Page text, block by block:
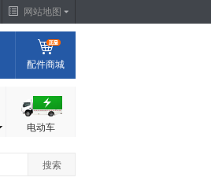
网站地图
配件商城
电动车